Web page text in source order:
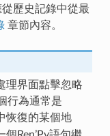
歷史記錄中從最
章節內容。
理界面點擊忽略
行為通常是
恢復的某個地